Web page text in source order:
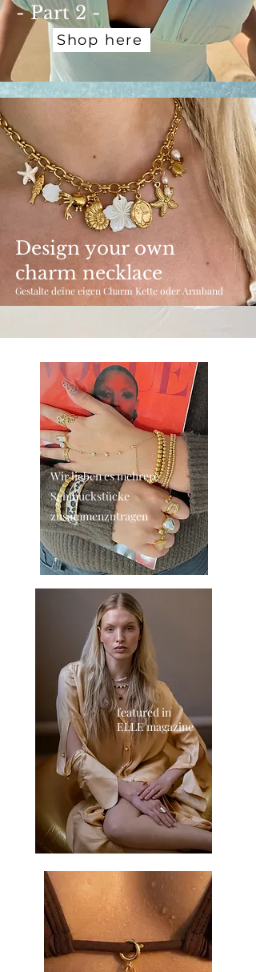
- Part 2 -
Shop here
Design your own
charm necklace
Gestalte deine eigen Charm Kette oder Armband
Wir lieben es mehrere
Schmuckstücke
zusammenzutragen
featured in
ELLE magazine